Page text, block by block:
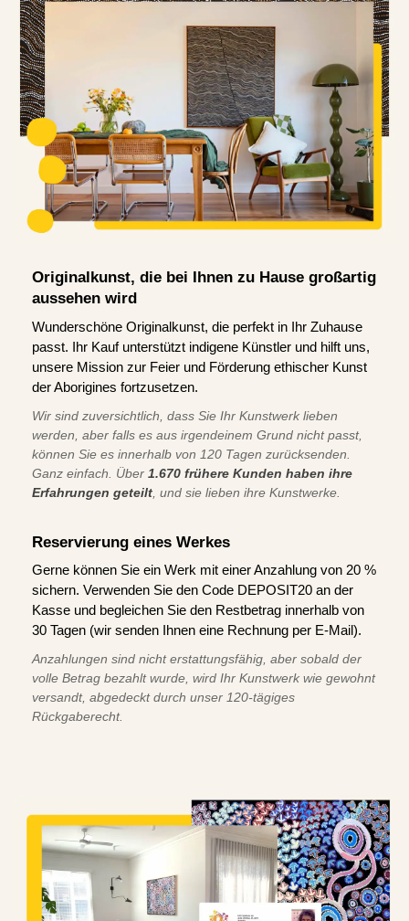
Originalkunst, die bei Ihnen zu Hause großartig
aussehen wird
Wunderschöne Originalkunst, die perfekt in Ihr Zuhause
passt. Ihr Kauf unterstützt indigene Künstler und hilft uns,
unsere Mission zur Feier und Förderung ethischer Kunst
der Aborigines fortzusetzen.
Wir sind zuversichtlich, dass Sie Ihr Kunstwerk lieben
werden, aber falls es aus irgendeinem Grund nicht passt,
können Sie es innerhalb von 120 Tagen zurücksenden.
Ganz einfach. Über 1.670 frühere Kunden haben ihre
Erfahrungen geteilt , und sie lieben ihre Kunstwerke.
Reservierung eines Werkes
Gerne können Sie ein Werk mit einer Anzahlung von 20 %
sichern. Verwenden Sie den Code DEPOSIT20 an der
Kasse und begleichen Sie den Restbetrag innerhalb von
30 Tagen (wir senden Ihnen eine Rechnung per E-Mail).
Anzahlungen sind nicht erstattungsfähig, aber sobald der
volle Betrag bezahlt wurde, wird Ihr Kunstwerk wie gewohnt
versandt, abgedeckt durch unser 120-tägiges
Rückgaberecht.